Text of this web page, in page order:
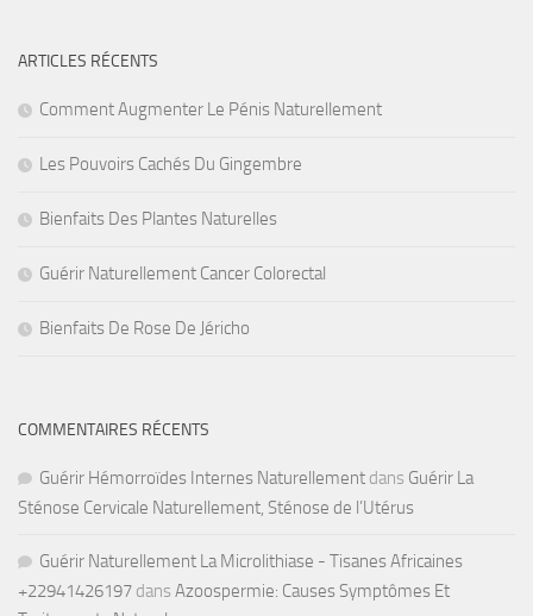
ARTICLES RÉCENTS
Comment Augmenter Le Pénis Naturellement
Les Pouvoirs Cachés Du Gingembre
Bienfaits Des Plantes Naturelles
Guérir Naturellement Cancer Colorectal
Bienfaits De Rose De Jéricho
COMMENTAIRES RÉCENTS
Guérir Hémorroïdes Internes Naturellement dans Guérir La
Sténose Cervicale Naturellement, Sténose de l’Utérus
Guérir Naturellement La Microlithiase - Tisanes Africaines
+22941426197 dans Azoospermie: Causes Symptômes Et